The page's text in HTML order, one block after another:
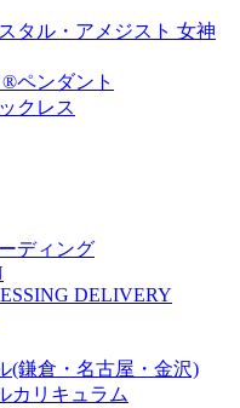
タル・アメジスト 女神
ペンダント
クレス
ディング
DELIVERY
(鎌倉・名古屋・金沢)
カリキュラム